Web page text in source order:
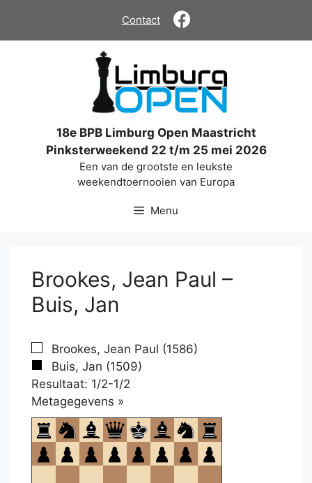
de
Contact
18e BPB Limburg Open Maastricht
Pinksterweekend 22 t/m 25 mei 2026
Een van de grootste en leukste
weekendtoernooien van Europa
Menu
Brookes, Jean Paul –
Buis, Jan
Brookes, Jean Paul (1586)
Buis, Jan (1509)
Resultaat: 1/2-1/2
Metagegevens »
om
te
openen.